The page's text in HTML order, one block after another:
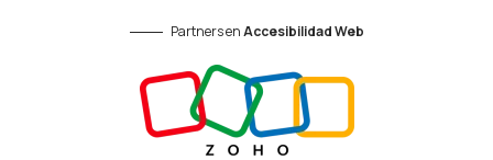
Partners enAccesibilidad Web